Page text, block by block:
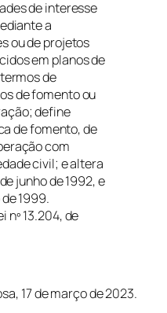
de interesse
a
ou de projetos
em planos de
de
de fomento ou
define
de fomento, de
com
civil; e altera
junho de 1992, e
1999.
nº 13.204, de
17 de março de 2023.